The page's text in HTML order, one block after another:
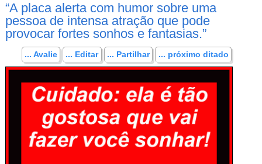
“A placa alerta com humor sobre uma
pessoa de intensa atração que pode
provocar fortes sonhos e fantasias.”
... Avalie ... Editar ... Partilhar ... próximo ditado